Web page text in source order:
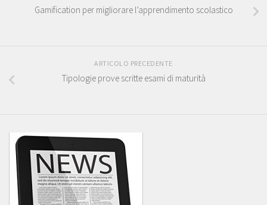
Gamification per migliorare l’apprendimento scolastico
ARTICOLO PRECEDENTE
Tipologie prove scritte esami di maturità